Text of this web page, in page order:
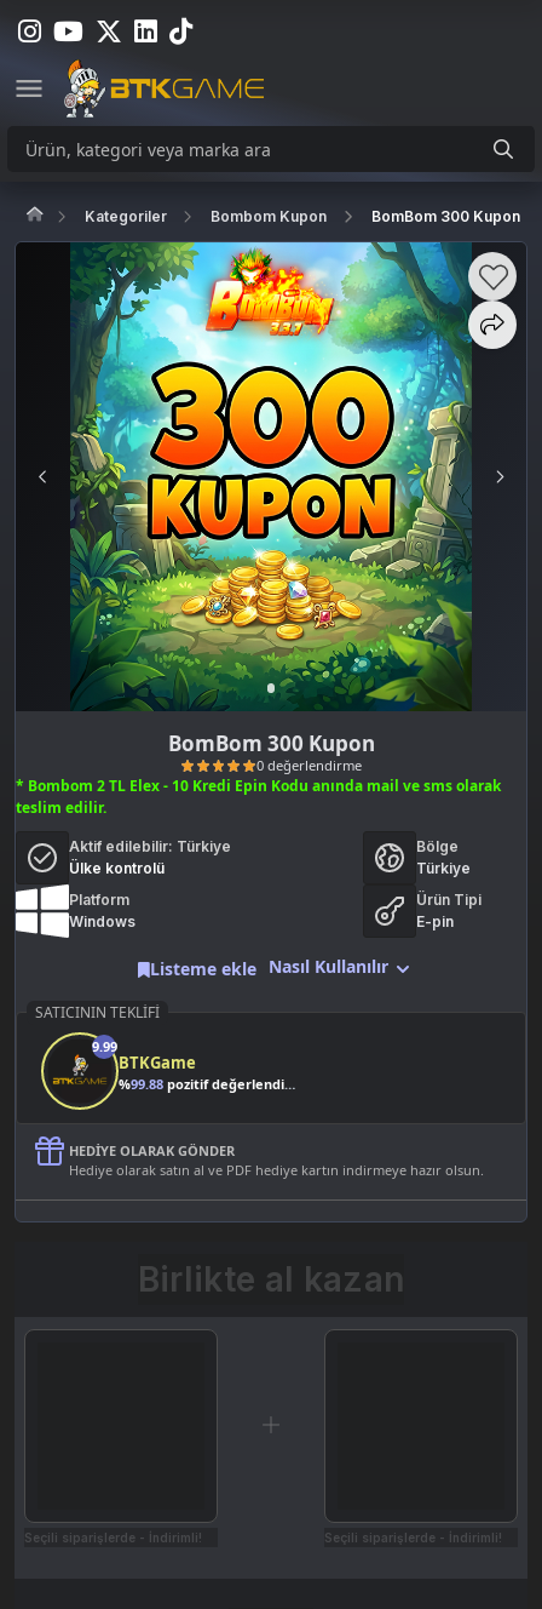
Kategoriler Bombom Kupon BomBom 300 Kupon
BomBom 300 Kupon
0 değerlendirme
* Bombom 2 TL Elex - 10 Kredi Epin Kodu anında mail ve sms olarak
teslim edilir.
Aktif edilebilir: Türkiye
Ülke kontrolü
Bölge
Türkiye
Platform
Windows
Ürün Tipi
E-pin
Nasıl Kullanılır
Listeme ekle
SATICININ TEKLIFI
9.99
BTKGame
%99.88 pozitif değerlendirme
HEDIYE OLARAK GÖNDER
Hediye olarak satın al ve PDF hediye kartın indirmeye hazır olsun.
Birlikte al kazan
Seçili siparişlerde - İndirimli! Seçili siparişlerde - İndirimli!